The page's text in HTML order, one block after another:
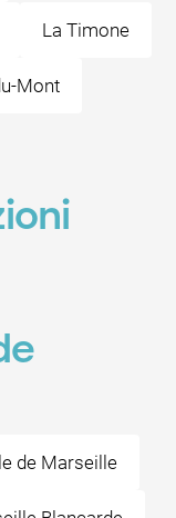
La Timone
Mont
de Marseille